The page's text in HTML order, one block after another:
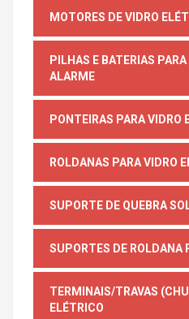
MOTORES DE VIDRO
PILHAS E BATERIAS
ALARME
PONTEIRAS PARA VIDRO
ROLDANAS PARA VIDRO
SUPORTE DE QUEBRA
SUPORTES DE ROLDANA
TERMINAIS/TRAVAS
ELÉTRICO